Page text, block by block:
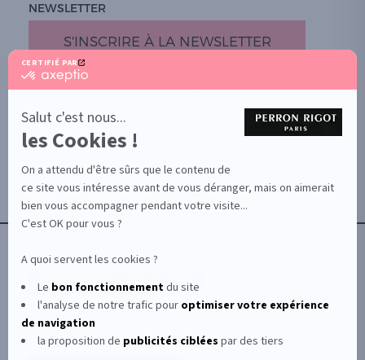
CERTIFIÉ PAR
certifié
En
savoir
plus
sur
Axeptio
Salut c'est nous...
les Cookies !
On a attendu d'être sûrs que le contenu de
ce site vous intéresse avant de vous déranger, mais on aimerait
bien vous accompagner pendant votre visite...
C'est OK pour vous ?
A quoi servent les cookies ?
Le bon fonctionnementdu site
l'analyse de notre trafic pour optimiservotre expérience
de navigation
la proposition de publicités ciblées par des tiers
NEWSLETTER
S'INSCRIRE À LA NEWSLETTER
BOUTIQUE PARTICULIERS
AIDE / FAQ
CONTACT
CGU/CGV
© Le Club Perron Rigot 2026